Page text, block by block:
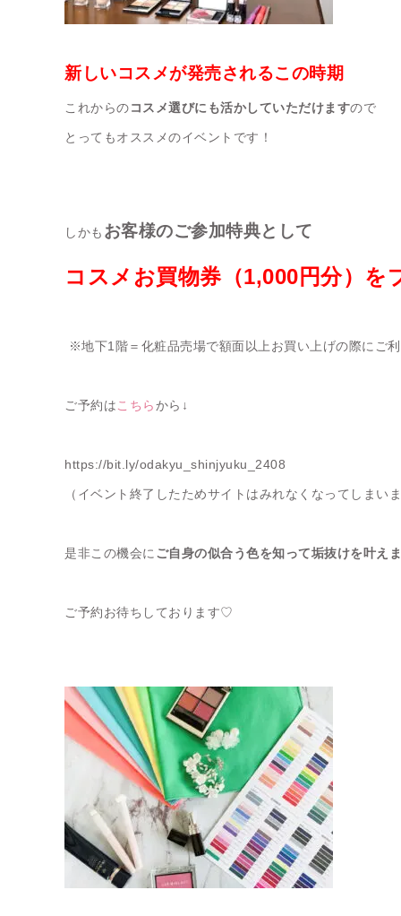
新しいコスメが発売されるこの時期
これからのコスメ選びにも活かしていただけますので
とってもオススメのイベントです！
しかも お客様のご参加特典として
コスメお買物券（1,000円分）を
※地下1階＝ 化粧品売場で額面以上お買い上げの際にご
ご予約はこちらから↓
https://bit.ly/odakyu_shinjyuku_2408
（イベント終了したためサイトはみれなくなってしまい
是非この機会に ご自身の似合う色を知って垢抜けを叶え
ご予約お待ちしております♡